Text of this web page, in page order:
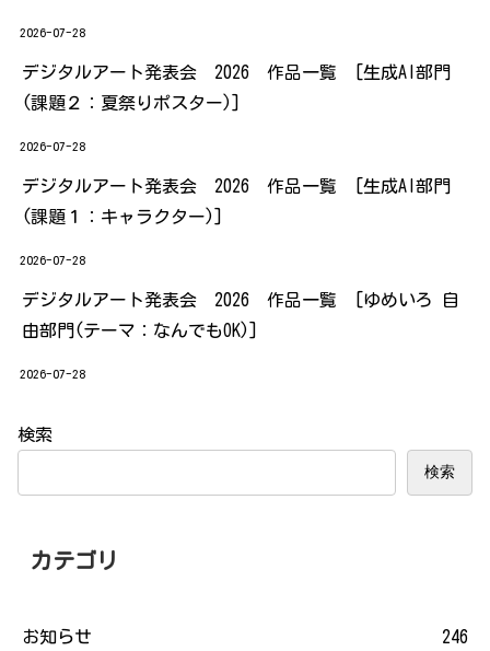
2026-07-28
デジタルアート発表会 2026 作品一覧 [生成AI部門
(課題２：夏祭りポスター)]
2026-07-28
デジタルアート発表会 2026 作品一覧 [生成AI部門
(課題１：キャラクター)]
2026-07-28
デジタルアート発表会 2026 作品一覧 [ゆめいろ 自
由部門(テーマ：なんでもOK)]
2026-07-28
検索
検索
カテゴリ
お知らせ 246